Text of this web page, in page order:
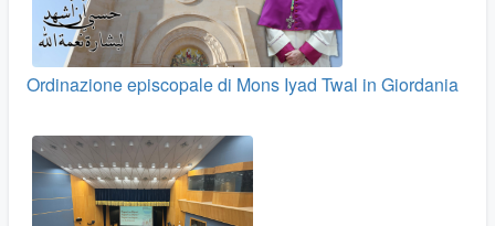
Ordinazione episcopale di Mons Iyad Twal in Giordania